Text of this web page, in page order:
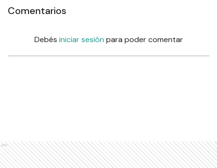
Comentarios
Debés iniciar sesión para poder comentar
Ads